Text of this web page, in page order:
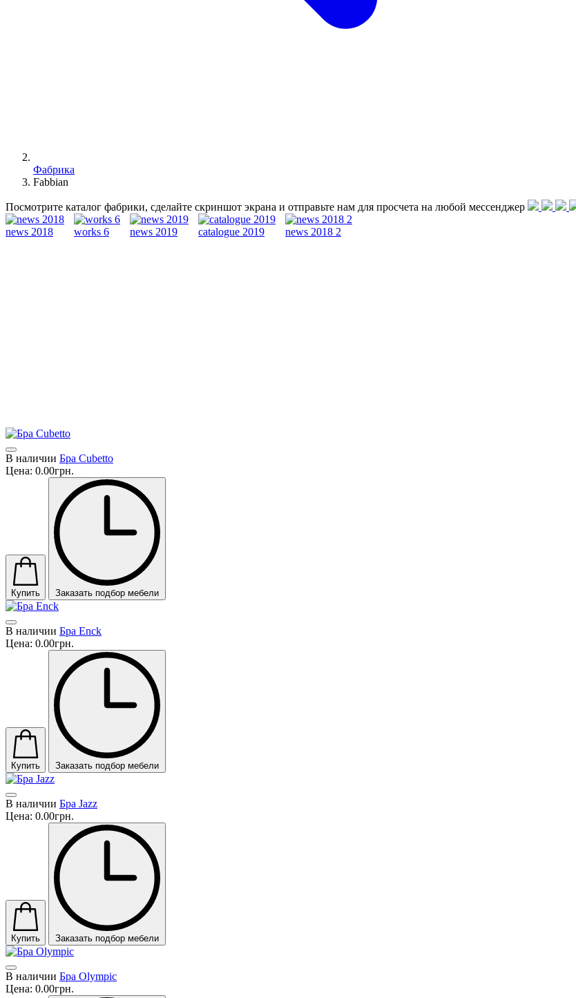
Фабрика
Fabbian
Посмотрите каталог фабрики, сделайте скриншот экрана и отправьте нам для просчета на любой меcсенджер
news 2018 works 6 news 2019 catalogue 2019 news 2018 2
В наличии Бра Cubetto
Цена: 0.00грн.
Купить Заказать подбор мебели
В наличии Бра Enck
Цена: 0.00грн.
Купить Заказать подбор мебели
В наличии Бра Jazz
Цена: 0.00грн.
Купить Заказать подбор мебели
В наличии Бра Olympic
Цена: 0.00грн.